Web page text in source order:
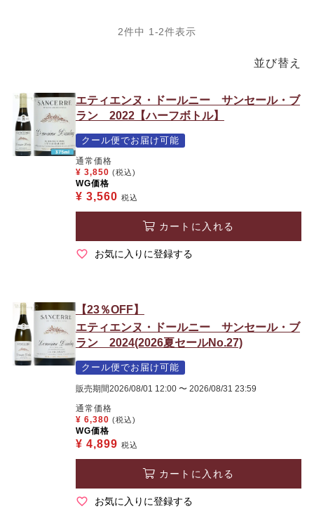
並び替え
2件中 1 -2件表示
エティエンヌ・ドールニー サンセール・ブ
ラン 2022【ハーフボトル】
クール便でお届け可能
通常価格
¥ 3,850 (税込)
WG価格
¥ 3,560 税込
カートに入れる
お気に入りに登録する
【23％OFF】
エティエンヌ・ドールニー サンセール・ブ
ラン 2024(2026夏セールNo.27)
クール便でお届け可能
販売期間2026/08/01 12:00 〜 2026/08/31 23:59
通常価格
¥ 6,380 (税込)
WG価格
¥ 4,899 税込
カートに入れる
お気に入りに登録する